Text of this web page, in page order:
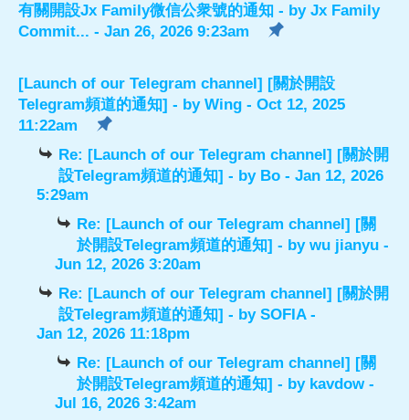
有關開設Jx Family微信公衆號的通知 - by Jx Family
Commit... - Jan 26, 2026 9:23am
[Launch of our Telegram channel] [關於開設
Telegram頻道的通知] - by Wing - Oct 12, 2025
11:22am
Re: [Launch of our Telegram channel] [關於開
設Telegram頻道的通知] - by Bo - Jan 12, 2026
5:29am
Re: [Launch of our Telegram channel] [關
於開設Telegram頻道的通知] - bywu jianyu -
Jun 12, 2026 3:20am
Re: [Launch of our Telegram channel] [關於開
設Telegram頻道的通知] - bySOFIA-
Jan 12, 2026 11:18pm
Re: [Launch of our Telegram channel] [關
於開設Telegram頻道的通知] - by kavdow-
Jul 16, 2026 3:42am